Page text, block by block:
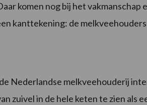
komen nog bij het vakmanschap
kanttekening: de
Nederlandse melkveehouderij
zuivel in de hele keten te zien als